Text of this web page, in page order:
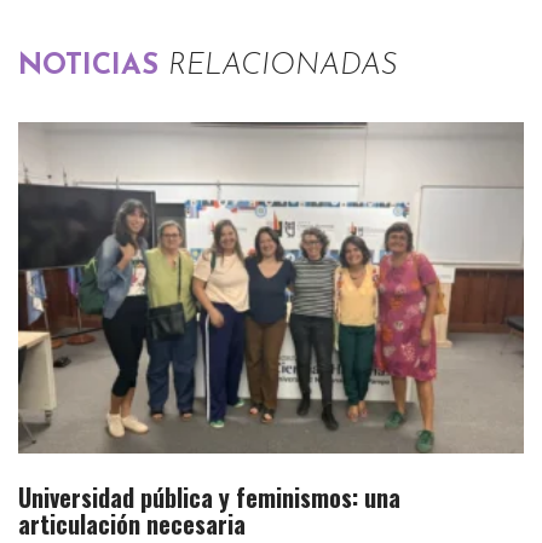
NOTICIAS RELACIONADAS
Universidad pública y feminismos: una
articulación necesaria